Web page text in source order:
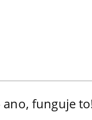
funguje